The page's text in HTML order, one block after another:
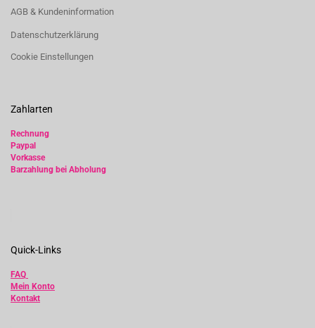
AGB & Kundeninformation
Datenschutzerklärung
Cookie Einstellungen
Zahlarten
Rechnung
Paypal
Vorkasse
Barzahlung bei Abholung
Quick-Links
FAQ
Mein Konto
Kontakt